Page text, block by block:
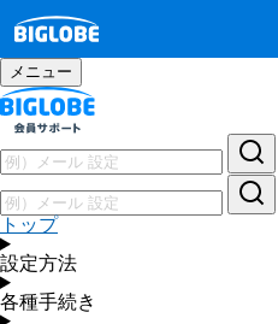
メニュー
トップ
設定方法
各種手続き